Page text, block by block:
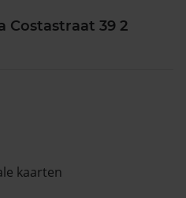
Costastraat 39 2
kaarten